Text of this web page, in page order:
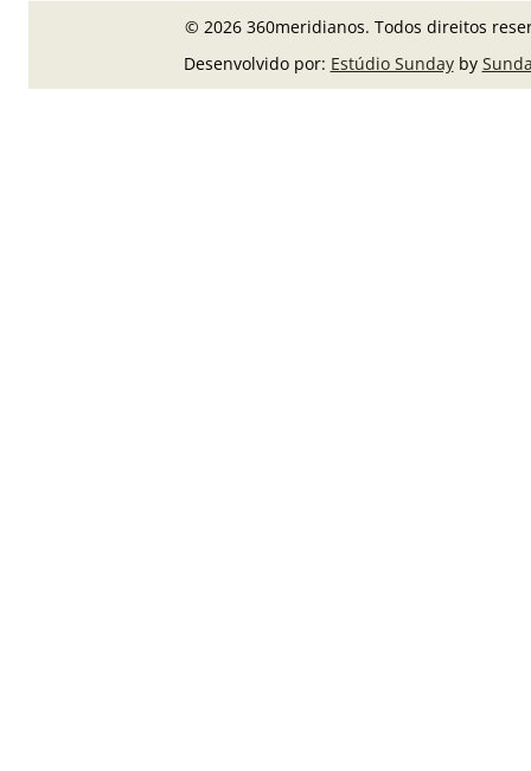
© 2026 360meridianos. Todos direitos
Desenvolvido por: Estúdio Sundayby